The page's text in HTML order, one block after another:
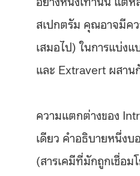
สเปกตรัม คุณอาจมีค
เสมอไป) ในการแบ่
และ Extravert ผสาน
ความแตกต่างของ
เดียว คำอธิบายหนึ่ง
(สารเคมีที่มักถูกเชื่อ